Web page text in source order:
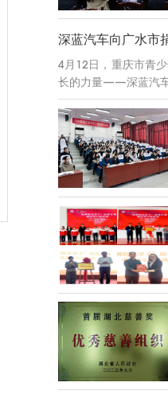
深蓝汽车向广水市
4月12日，重庆市青
长的力量——深蓝汽车